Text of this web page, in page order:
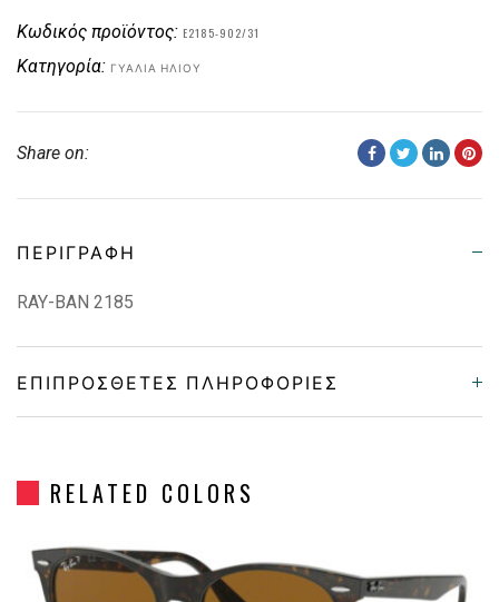
Κωδικός προϊόντος: E2185-902/31
Κατηγορία: ΓΥΑΛΙΆ ΗΛΊΟΥ
Share on:
ΠΕΡΙΓΡΑΦΉ
RAY-BAN 2185
ΕΠΙΠΡΌΣΘΕΤΕΣ ΠΛΗΡΟΦΟΡΊΕΣ
Material Κοκκάλινο
Color TORTOISE BROWN
RELATED COLORS